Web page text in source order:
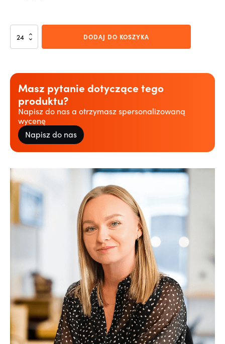
ilość
Świeczka
DODAJ DO KOSZYKA
Masz pytanie dotyczące tego
produktu?
Napisz do nas a otrzymasz spersonalizowaną
wycenę
Napisz do nas